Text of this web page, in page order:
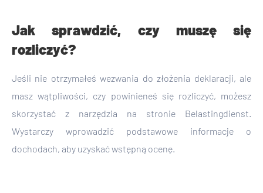
Jak sprawdzić, czy muszę się
rozliczyć?
Jeśli nie otrzymałeś wezwania do złożenia deklaracji, ale
masz wątpliwości, czy powinieneś się rozliczyć, możesz
skorzystać z narzędzia na stronie Belastingdienst.
Wystarczy wprowadzić podstawowe informacje o
dochodach, aby uzyskać wstępną ocenę.